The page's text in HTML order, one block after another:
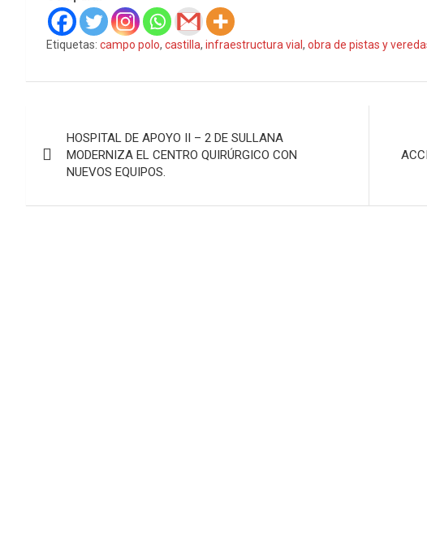
Etiquetas: campo polo, castilla, infraestructura vial , obra de pistas y
de
HOSPITAL DE APOYO II – 2 DE SULLANA
MODERNIZA EL CENTRO QUIRÚRGICO CON
NUEVOS EQUIPOS.